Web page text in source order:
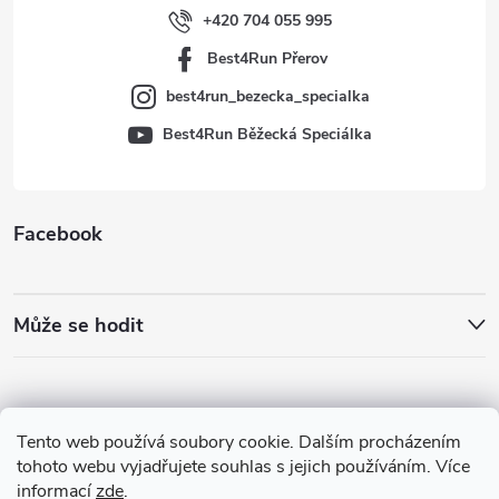
Tento web používá soubory cookie. Dalším procházením
tohoto webu vyjadřujete souhlas s jejich používáním. Více
informacízde.
Facebook
Může se hodit
+420 704 055 995
Best4Run Přerov
best4run_bezecka_specialka
Best4Run Běžecká Speciálka